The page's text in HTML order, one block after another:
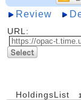
Review
URL:
HoldingsList 1